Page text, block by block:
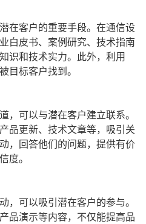
在客户的重要手段。在通信设
白皮书、案例研究、技术指南
识和技术实力。此外，利用
目标客户找到。
，可以与潜在客户建立联系。
品更新、技术文章等，吸引关
，回答他们的问题，提供有价
度。
，可以吸引潜在客户的参与。
品演示等内容，不仅能提高品